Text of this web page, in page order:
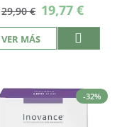
29,90 € Precio
especial
19,77 €
VER MÁS
-32%